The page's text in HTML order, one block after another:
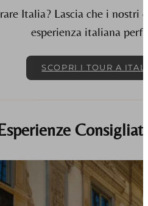
Italia? Lascia che i nostri
esperienza italiana
SCOPRI I TOUR A